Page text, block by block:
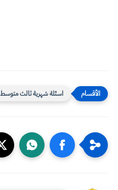
اسئلة شهرية ثالث متوسط